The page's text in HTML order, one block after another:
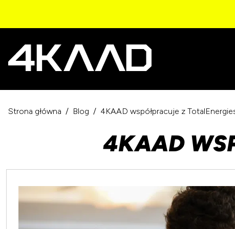
Strona główna Blog 4KAAD współpracuje z
4KAAD